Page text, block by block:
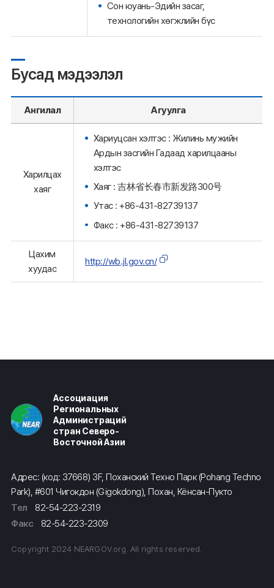
Сон юуань-Эдийн засаг,
технологийн хөгжлийн бүс
Бусад мэдээлэл
Ангилал Агуулга
Харилцах
хаяг
Хариуцсан хэлтэс : Жилинь мужийн
Ардын засгийн Гадаад харилцааны
хэлтэс
Хаяг : 吉林省长春市新发路300号
Утас : +86-431-82739137
Факс : +86-431-82739137
Цахим
хуудас
http://wb.jl.gov.cn/
Ассоциация
Региональных
Администраций
стран Северо-
Восточной Азии
Адрес: (код: 37668) 3F, Поханский Техно Парк (Pohang Techno
Park), #601 Чигокдон (Gigokdong), Похан, Кёнсан-Пукто
Тел
82-54-223-2319
Факс
82-54-223-2309
Copyright 2024 NEARGOV.org. All rights reserved.